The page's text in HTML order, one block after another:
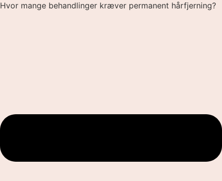
Hvor mange behandlinger kræver permanent hårfjerning?